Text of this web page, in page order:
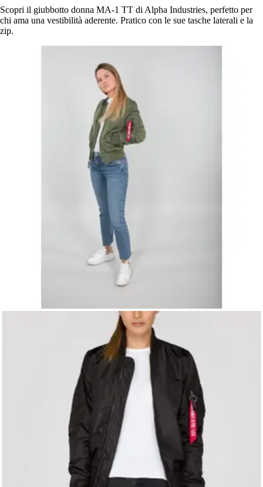
Scopri il giubbotto donna MA-1 TT di Alpha Industries, perfetto per
chi ama una vestibilità aderente. Pratico con le sue tasche laterali e la
zip.